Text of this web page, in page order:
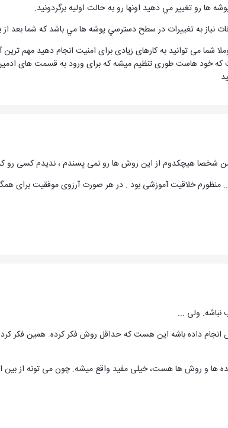
ها رو تغيير مي دهيد اونها رو به حالت اوليه برگردونيد.
نياز به تغييرات در سطح دسترسي پوشه ها مي باشد كه شما بعد
این است که خود هاست طوری تنظیم میشه که برای ورود به قسمت
من شخصا هیچکدوم از این روش ها رو نمی پسندم ، ندیدم کسی رو
... منظورم خلاقیت آموزشی بود . در هر صورت آرزوی موفقیت برای
نباشه. ولی ...
داده باشه این هست که حداقل روش فکر کرده. همین فکر
ها و روش ها هست، خیلی مفید واقع میشه. چون می تونه از بین